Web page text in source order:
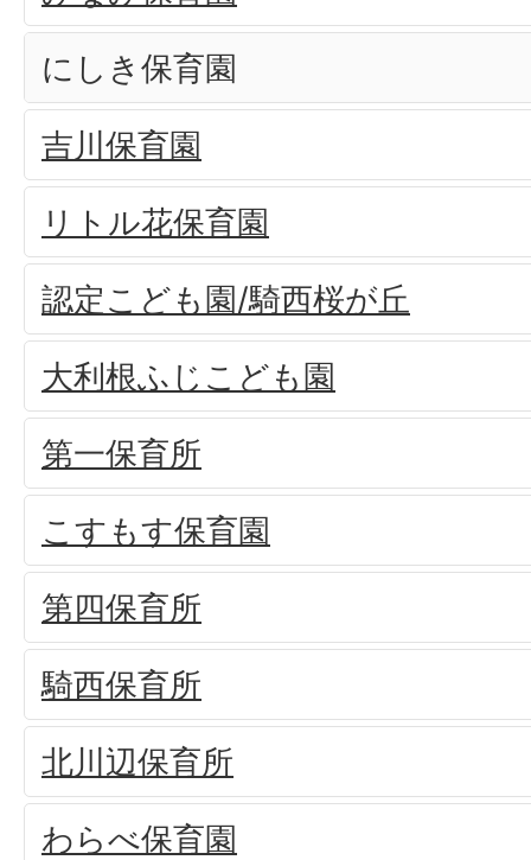
にしき保育園
吉川保育園
リトル花保育園
認定こども園/騎西桜が丘
大利根ふじこども園
第一保育所
こすもす保育園
第四保育所
騎西保育所
北川辺保育所
わらべ保育園